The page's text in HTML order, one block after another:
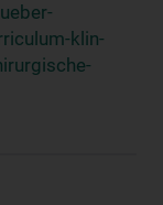
klin-